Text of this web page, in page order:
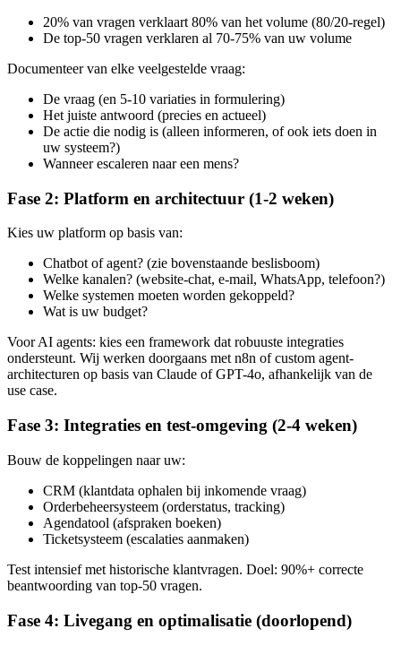
20% van vragen verklaart 80% van het volume (80/20-regel)
De top-50 vragen verklaren al 70-75% van uw volume
Documenteer van elke veelgestelde vraag:
De vraag (en 5-10 variaties in formulering)
Het juiste antwoord (precies en actueel)
De actie die nodig is (alleen informeren, of ook iets doen in
uw systeem?)
Wanneer escaleren naar een mens?
Fase 2: Platform en architectuur (1-2 weken)
Kies uw platform op basis van:
Chatbot of agent? (zie bovenstaande beslisboom)
Welke kanalen? (website-chat, e-mail, WhatsApp, telefoon?)
Welke systemen moeten worden gekoppeld?
Wat is uw budget?
Voor AI agents: kies een framework dat robuuste integraties
ondersteunt. Wij werken doorgaans met n8n of custom agent-
architecturen op basis van Claude of GPT-4o, afhankelijk van de
use case.
Fase 3: Integraties en test-omgeving (2-4 weken)
Bouw de koppelingen naar uw:
CRM (klantdata ophalen bij inkomende vraag)
Orderbeheersysteem (orderstatus, tracking)
Agendatool (afspraken boeken)
Ticketsysteem (escalaties aanmaken)
Test intensief met historische klantvragen. Doel: 90%+ correcte
beantwoording van top-50 vragen.
Fase 4: Livegang en optimalisatie (doorlopend)